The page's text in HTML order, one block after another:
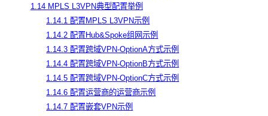
1.14 MPLS L3VPN典型配置举例
1.14.1 配置MPLS L3VPN示例
1.14.2 配置Hub&Spoke组网示例
1.14.3 配置跨域VPN-OptionA方式示例
1.14.4 配置跨域VPN-OptionB方式示例
1.14.5 配置跨域VPN-OptionC方式示例
1.14.6 配置运营商的运营商示例
1.14.7 配置嵌套VPN示例